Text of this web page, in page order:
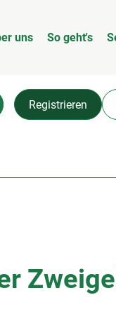
uns So geht's
Registrieren